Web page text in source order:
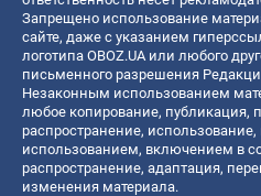
Запрещено использование
сайте, даже с указанием
логотипа OBOZ.UA или любого
письменного разрешения
Незаконным использованием
любое копирование, публикация,
распространение, использование,
использованием, включением в
распространение, адаптация,
изменения материала.